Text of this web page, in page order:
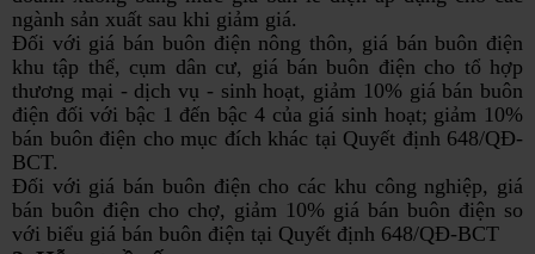
ngành sản xuất sau khi giảm giá.
Đối với giá bán buôn điện nông thôn, giá bán buôn điện
khu tập thể, cụm dân cư, giá bán buôn điện cho tổ hợp
thương mại - dịch vụ - sinh hoạt, giảm 10% giá bán buôn
điện đối với bậc 1 đến bậc 4 của giá sinh hoạt; giảm 10%
bán buôn điện cho mục đích khác tại Quyết định 648/QĐ-
BCT.
Đối với giá bán buôn điện cho các khu công nghiệp, giá
bán buôn điện cho chợ, giảm 10% giá bán buôn điện so
với biểu giá bán buôn điện tại Quyết định 648/QĐ-BCT